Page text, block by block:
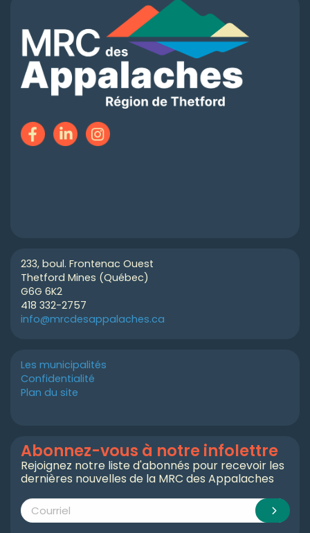
233, boul. Frontenac Ouest
Thetford Mines (Québec)
G6G 6K2
418 332-2757
info@mrcdesappalaches.ca
Les municipalités
Confidentialité
Plan du site
Abonnez-vous à notre infolettre
Rejoignez notre liste d'abonnés pour recevoir les
dernières nouvelles de la MRC des Appalaches